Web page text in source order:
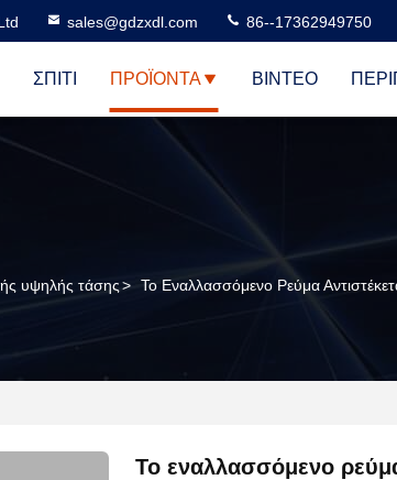
sales@gdzxdl.com 86--17362949750
ΣΠΊΤΙ ΠΡΟΪΌΝΤΑ ΒΊΝΤΕΟ
υψηλής τάσης> Το Εναλλασσόμενο Ρεύμα
Το εναλλασσόμενο